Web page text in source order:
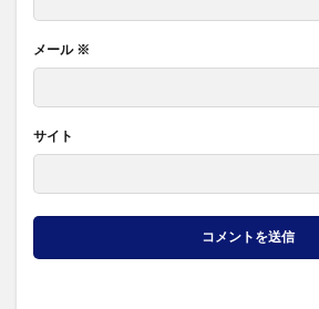
メール ※
サイト